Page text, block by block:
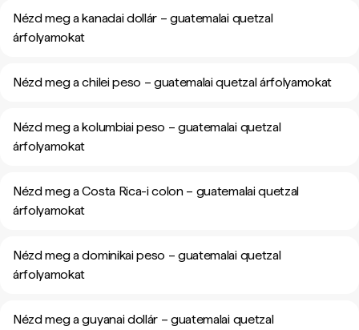
Nézd meg a kanadai dollár – guatemalai quetzal
árfolyamokat
Nézd meg a chilei peso – guatemalai quetzal árfolyamokat
Nézd meg a kolumbiai peso – guatemalai quetzal
árfolyamokat
Nézd meg a Costa Rica-i colon – guatemalai quetzal
árfolyamokat
Nézd meg a dominikai peso – guatemalai quetzal
árfolyamokat
Nézd meg a guyanai dollár – guatemalai quetzal